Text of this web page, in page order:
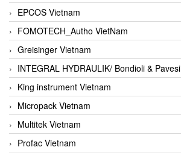
EPCOS Vietnam
FOMOTECH_Autho VietNam
Greisinger Vietnam
INTEGRAL HYDRAULIK/ Bondioli & Pavesi
King instrument Vietnam
Micropack Vietnam
Multitek Vietnam
Profac Vietnam